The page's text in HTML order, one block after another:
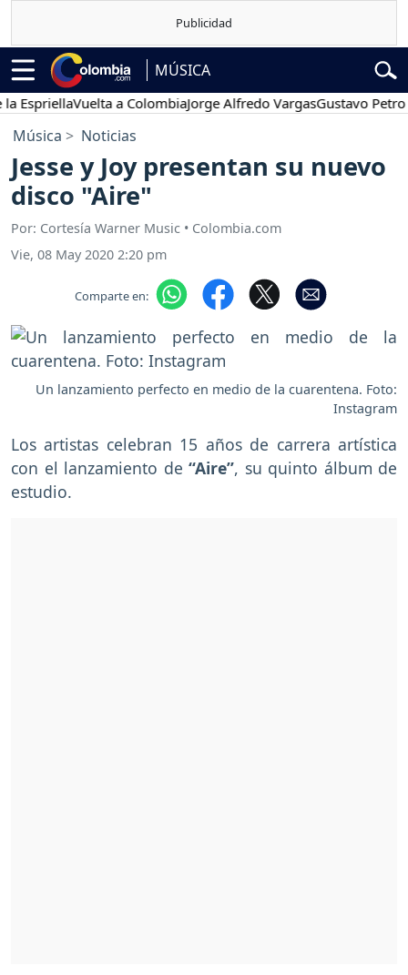
MÚSICA
Vuelta a ColombiaJorge Alfredo VargasGustavo Petro
Música Noticias
Jesse y Joy presentan su nuevo
disco "Aire"
Por: Cortesía Warner Music • Colombia.com
Vie, 08 May 2020 2:20 pm
Comparte en:
Un lanzamiento perfecto en medio de la cuarentena. Foto:
Instagram
Los artistas celebran 15 años de carrera artística
con el lanzamiento de “Aire”, su quinto álbum de
estudio.